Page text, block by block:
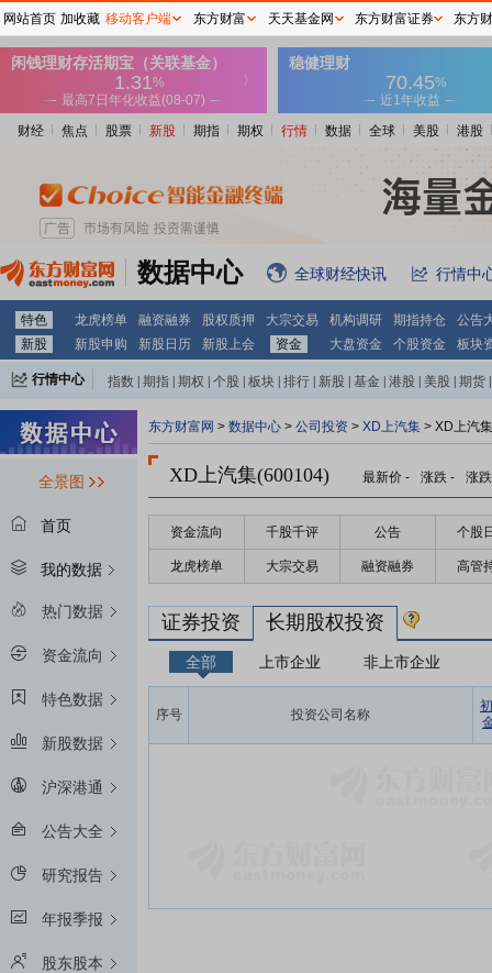
财经 焦点 股票 新股 期指 期权 行情 数据 全球 美股 港股
数据中心 全球财经快讯 行情中
特色 龙虎榜单 融资融券 股权质押 大宗交易 机构调研 期指持仓
公告
新股
新股申购 新股日历 新股上会 资金 大盘资金 个股资金 板块
行情中心 指数 期指 期权 个股 板块 排行 新股 基金 港股 美股 期货
全景图
首页
我的数据
热门数据
资金流向
特色数据
新股数据
沪深港通
公告大全
研究报告
年报季报
股东股本
东方财富网 > 数据中心 > 公司投资 > XD上汽集 > XD上汽
XD上汽集(600104) 最新价 - 涨跌 - 涨
资金流向 千股千评 公告 个股
龙虎榜单 大宗交易 融资融券 高管
证券投资 长期股权投资
全部 上市企业 非上市企业
序号 投资公司名称
网站首页 加收藏 移动客户端 东方财富 天天基金网 东方财富证券 东方